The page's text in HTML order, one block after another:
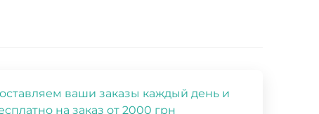
ваши заказы каждый день и
на заказ от 2000 грн